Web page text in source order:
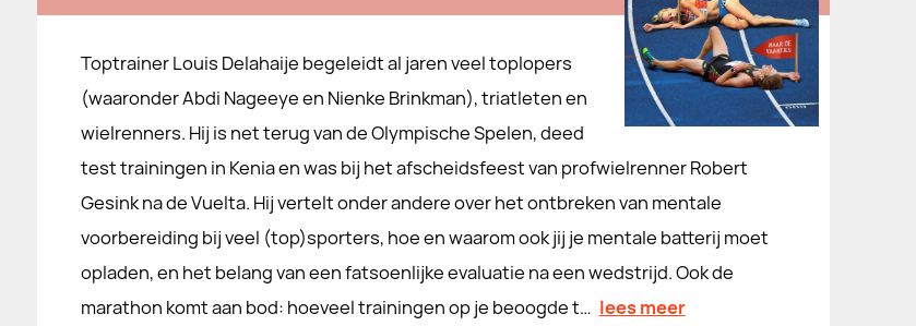
Toptrainer Louis Delahaije begeleidt al jaren veel toplopers
(waaronder Abdi Nageeye en Nienke Brinkman), triatleten en
wielrenners. Hij is net terug van de Olympische Spelen, deed
test trainingen in Kenia en was bij het afscheidsfeest van profwielrenner Robert
Gesink na de Vuelta. Hij vertelt onder andere over het ontbreken van mentale
voorbereiding bij veel (top)sporters, hoe en waarom ook jij je mentale batterij moet
opladen, en het belang van een fatsoenlijke evaluatie na een wedstrijd. Ook de
marathon komt aan bod: hoeveel trainingen op je beoogde t… lees meer